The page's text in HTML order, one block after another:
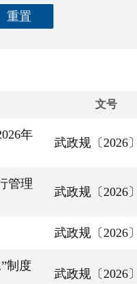
重置
文号
年
武政规〔2026
管理
武政规〔2026
武政规〔2026
制度
武政规〔2026